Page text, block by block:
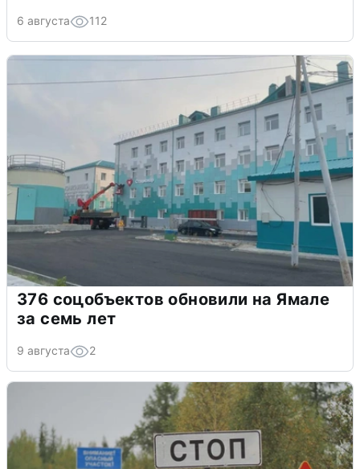
6 августа 112
376 соцобъектов обновили на Ямале
за семь лет
9 августа 2